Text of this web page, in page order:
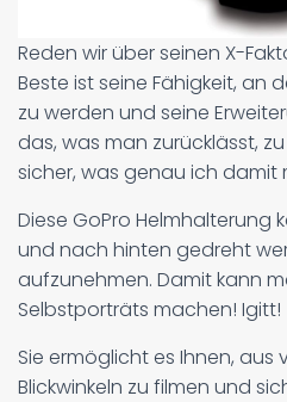
Reden wir über seinen X-
Beste ist seine Fähigkeit, an
zu werden und seine
das, was man zurücklässt,
sicher, was genau ich damit
Diese GoPro Helmhalterung
und nach hinten gedreht
aufzunehmen. Damit kann
Selbstporträts machen! Igitt!
Sie ermöglicht es Ihnen, aus
Blickwinkeln zu filmen und